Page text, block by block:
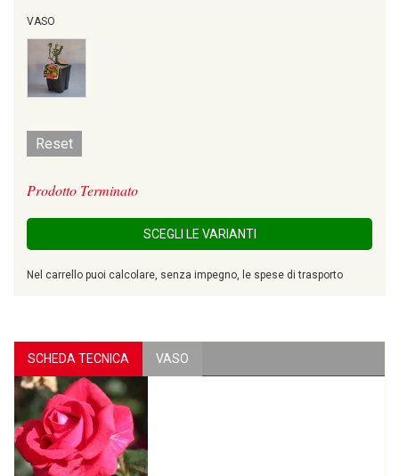
VASO
Reset
Prodotto Terminato
SCEGLI LE VARIANTI
Nel carrello puoi calcolare, senza impegno, le spese di trasporto
SCHEDA TECNICA VASO